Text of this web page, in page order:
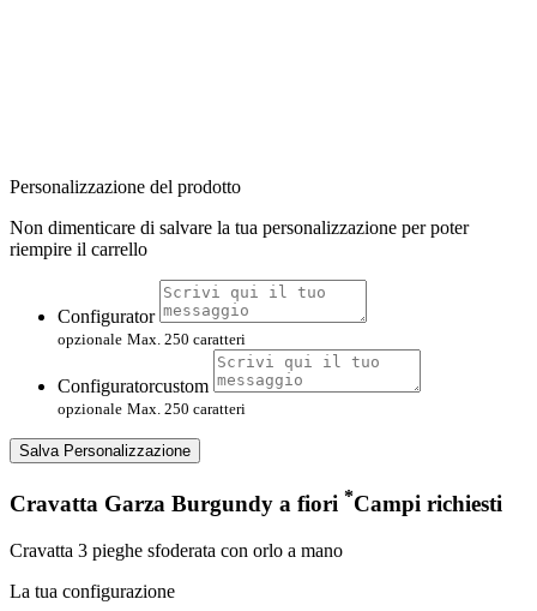
Personalizzazione del prodotto
Non dimenticare di salvare la tua personalizzazione per poter
riempire il carrello
Configurator
opzionale Max. 250 caratteri
Configuratorcustom
opzionale Max. 250 caratteri
Salva Personalizzazione
Cravatta Garza Burgundy a fiori *Campi richiesti
Cravatta 3 pieghe sfoderata con orlo a mano
La tua configurazione